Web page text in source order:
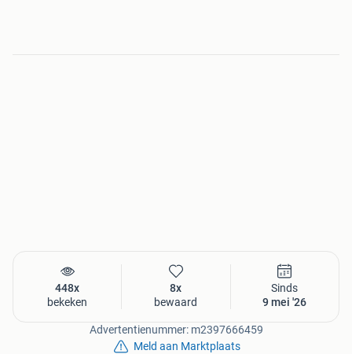
448x
bekeken
8x
bewaard
Sinds
9 mei '26
Advertentienummer: m2397666459
Meld aan Marktplaats